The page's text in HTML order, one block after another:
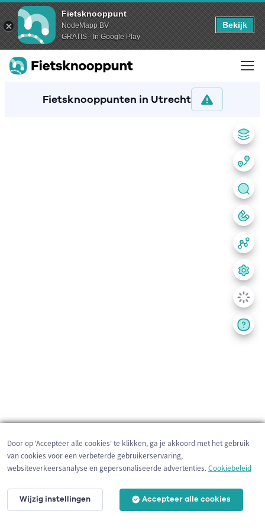
Fietsknooppunt
NodeMapp BV
GRATIS - In Google Play
Bekijk
Fietsknooppunten in Utrecht
10 km
Door op 'Accepteer alle cookies' te klikken, ga je akkoord met het gebruik
van cookies voor een verbeterde gebruikerservaring,
websiteverkeersanalyse en gepersonaliseerde advertenties.Cookiebeleid
Wijzig instellingen Accepteer alle cookies